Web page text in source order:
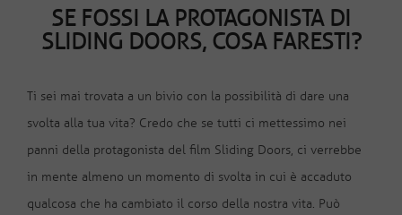
SE FOSSI LA PROTAGONISTA DI
SLIDING DOORS, COSA FARESTI?
Ti sei mai trovata a un bivio con la possibilità di dare una
svolta alla tua vita? Credo che se tutti ci mettessimo nei
panni della protagonista del film Sliding Doors, ci verrebbe
in mente almeno un momento di svolta in cui è accaduto
qualcosa che ha cambiato il corso della nostra vita. Può